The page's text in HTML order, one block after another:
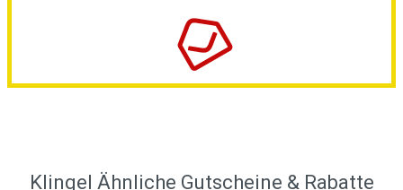
Klingel Ähnliche Gutscheine & Rabatte